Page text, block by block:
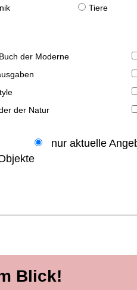
Tiere
der Moderne
der Natur
nur aktuelle
Blick!